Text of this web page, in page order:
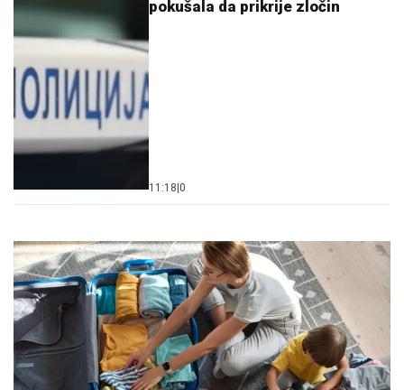
pokušala da prikrije zločin
11:18 0